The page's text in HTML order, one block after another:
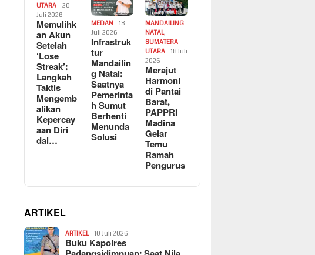
UTARA
20
Juli 2026
Memulihk
an Akun
Setelah
‘Lose
Streak’:
Langkah
Taktis
Mengemb
alikan
Kepercay
aan Diri
dal…
MEDAN
18
Juli 2026
Infrastruk
tur
Mandailin
g Natal:
Saatnya
Pemerinta
h Sumut
Berhenti
Menunda
Solusi
MANDAILING
NATAL,
SUMATERA
UTARA
18 Juli
2026
Merajut
Harmoni
di Pantai
Barat,
PAPPRI
Madina
Gelar
Temu
Ramah
Pengurus
ARTIKEL
ARTIKEL 10 Juli 2026
Buku Kapolres